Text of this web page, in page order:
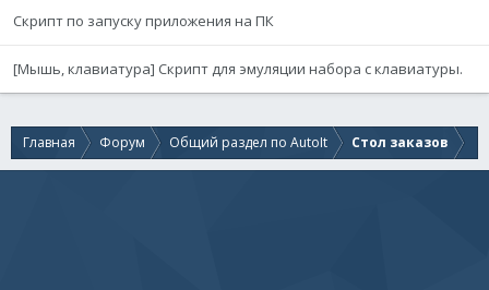
Скрипт по запуску приложения на ПК
[Мышь, клавиатура] Скрипт для эмуляции набора с клавиатуры.
Главная Форум Общий раздел по AutoIt Стол заказов